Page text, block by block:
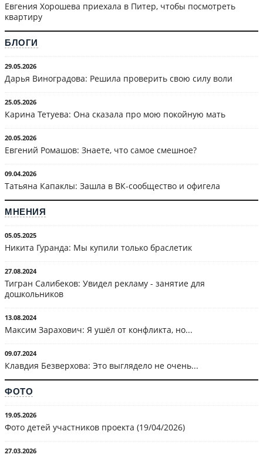
Евгения Хорошева приехала в Питер, чтобы посмотреть
квартиру
БЛОГИ
29.05.2026
Дарья Виноградова: Решила проверить свою силу воли
25.05.2026
Карина Тетуева: Она сказала про мою покойную мать
20.05.2026
Евгений Ромашов: Знаете, что самое смешное?
09.04.2026
Татьяна Капаклы: Зашла в ВК-сообщество и офигела
МНЕНИЯ
05.05.2025
Никита Гуранда: Мы купили только браслетик
27.08.2024
Тигран Салибеков: Увидел рекламу - занятие для
дошкольников
13.08.2024
Максим Зарахович: Я ушёл от конфликта, но...
09.07.2024
Клавдия Безверхова: Это выглядело не очень...
ФОТО
19.05.2026
Фото детей участников проекта (19/04/2026)
27.03.2026